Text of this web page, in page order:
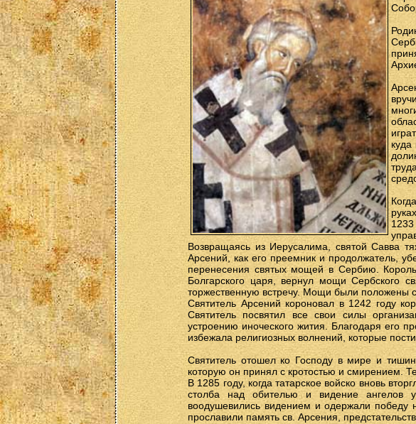
Возвращаясь из Иерусалима, святой Савва
Арсений, как его преемник и продолжатель,
перенесения святых мощей в Сербию.
Болгарского царя, вернул мощи Сербского
торжественную встречу. Мощи были
Святитель Арсений короновал в 1242 году
Святитель посвятил все свои силы
устроению иноческого жития. Благодаря его
избежала религиозных волнений, которые
Святитель отошел ко Господу в мире и
которую он принял с кротостью и смирением.
В 1285 году, когда татарское войско вновь
столба над обителью и видение ангелов
воодушевились видением и одержали победу
прославили память св. Арсения,